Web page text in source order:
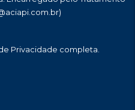
Privacidade completa.